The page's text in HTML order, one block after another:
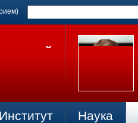
Институт Наука